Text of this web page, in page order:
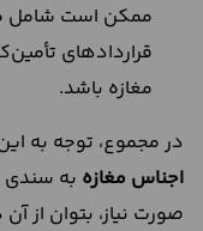
ممکن است شامل
قراردادهای
مغازه باشد.
در مجموع، توجه به
اجناس مغازه به سندی
صورت نیاز، بتوان از